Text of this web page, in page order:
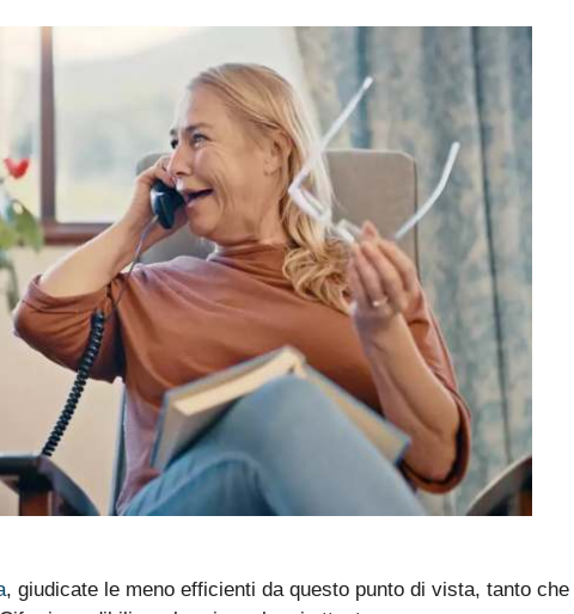
, giudicate le meno efficienti da questo punto di vista, tanto che